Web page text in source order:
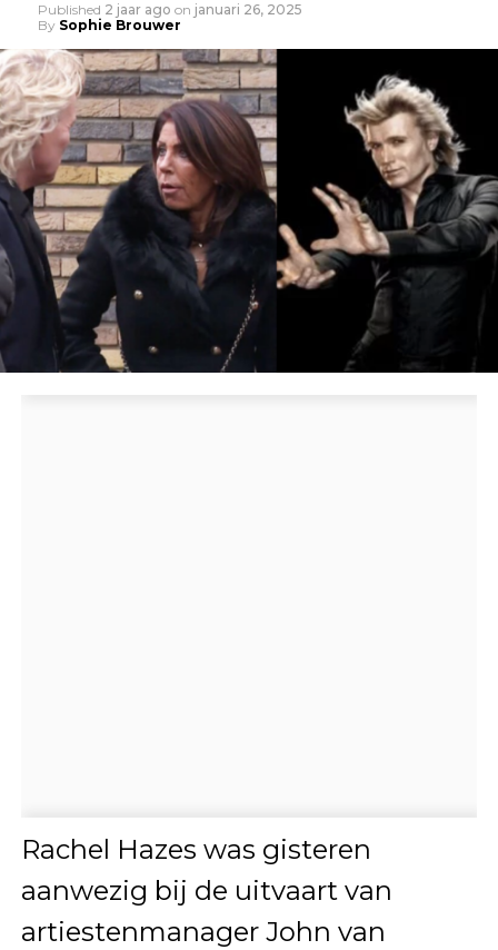
Published 2 jaar ago on januari 26, 2025
By Sophie Brouwer
Rachel Hazes was gisteren
aanwezig bij de uitvaart van
artiestenmanager John van